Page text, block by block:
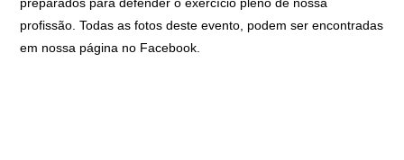
profissão. Todas as fotos deste evento, podem ser encontradas
em nossa página no Facebook.